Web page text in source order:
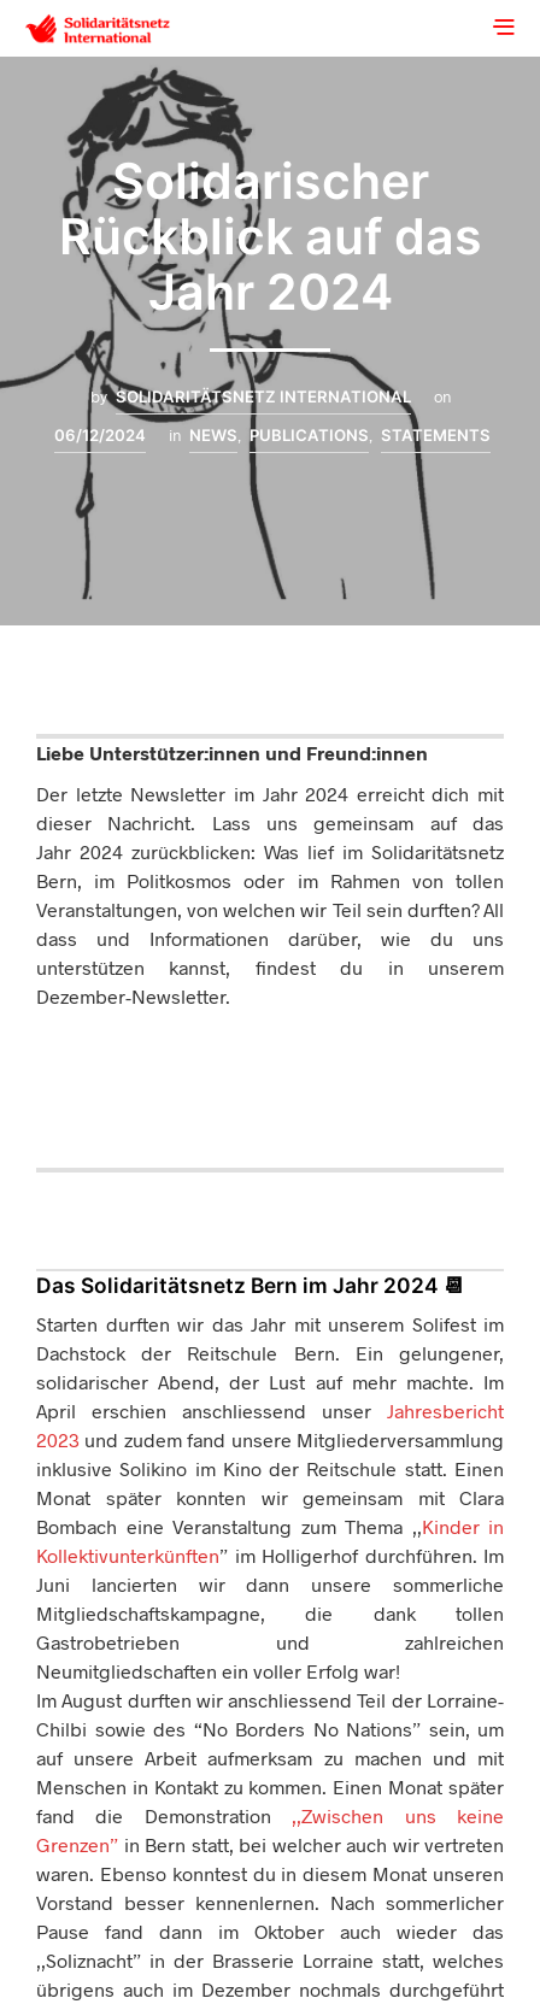
Solidarischer
Rückblick auf das
Jahr 2024
by SOLIDARITÄTSNETZ INTERNATIONAL
on
06/12/2024
in NEWS PUBLICATIONS STATEMENTS
Liebe Unterstützer:innen und Freund:innen
Der letzte Newsletter im Jahr 2024 erreicht dich mit
dieser Nachricht. Lass uns gemeinsam auf das
Jahr 2024 zurückblicken: Was lief im Solidaritätsnetz
Bern, im Politkosmos oder im Rahmen von tollen
Veranstaltungen, von welchen wir Teil sein durften? All
dass und Informationen darüber, wie du uns
unterstützen kannst, findest du in unserem
Dezember-Newsletter.
Das Solidaritätsnetz Bern im Jahr 2024 📆
Starten durften wir das Jahr mit unserem Solifest im
Dachstock der Reitschule Bern. Ein gelungener,
solidarischer Abend, der Lust auf mehr machte. Im
April erschien anschliessend unser Jahresbericht
2023 und zudem fand unsere Mitgliederversammlung
inklusive Solikino im Kino der Reitschule statt. Einen
Monat später konnten wir gemeinsam mit Clara
Bombach eine Veranstaltung zum Thema ,,Kinder in
Kollektivunterkünften” im Holligerhof durchführen. Im
Juni lancierten wir dann unsere sommerliche
Mitgliedschaftskampagne, die dank tollen
Gastrobetrieben und zahlreichen
Neumitgliedschaften ein voller Erfolg war!
Im August durften wir anschliessend Teil der Lorraine-
Chilbi sowie des “No Borders No Nations” sein, um
auf unsere Arbeit aufmerksam zu machen und mit
Menschen in Kontakt zu kommen. Einen Monat später
fand die Demonstration ,,Zwischen uns keine
Grenzen” in Bern statt, bei welcher auch wir vertreten
waren. Ebenso konntest du in diesem Monat unseren
Vorstand besser kennenlernen. Nach sommerlicher
Pause fand dann im Oktober auch wieder das
,,Soliznacht” in der Brasserie Lorraine statt, welches
übrigens auch im Dezember nochmals durchgeführt